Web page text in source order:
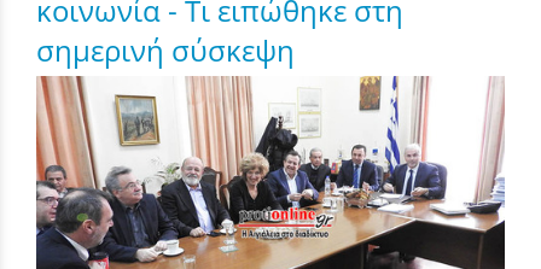
κοινωνία - Τι ειπώθηκε στη
σημερινή σύσκεψη